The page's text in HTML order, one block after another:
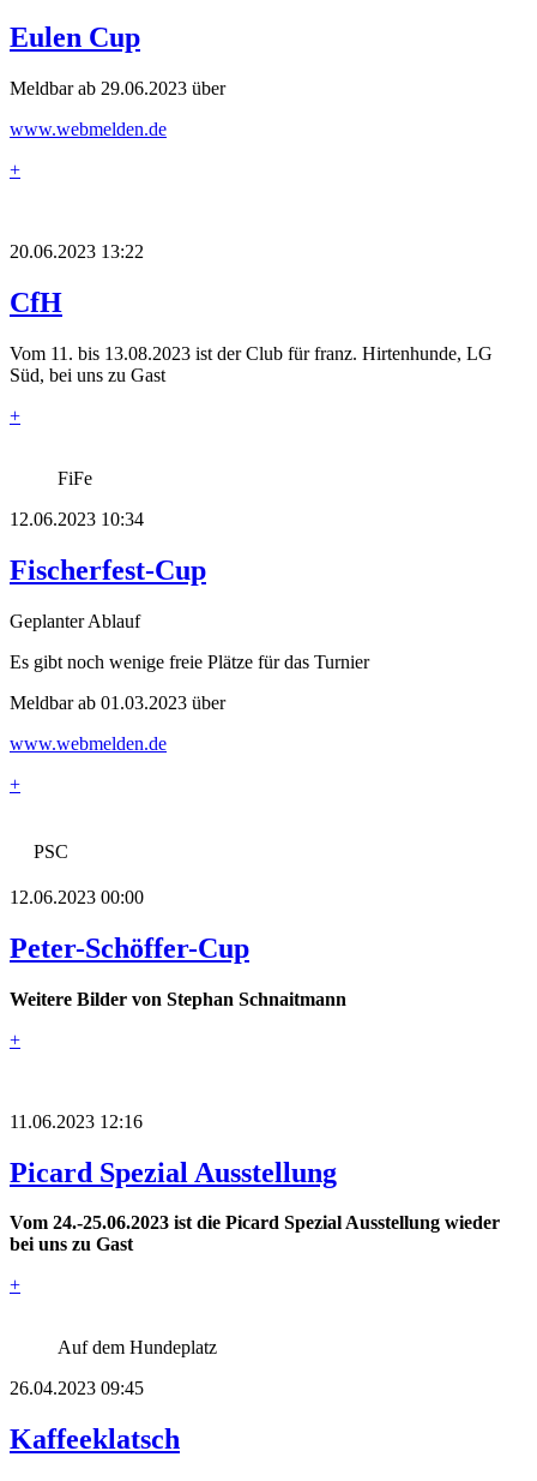
Eulen Cup
Meldbar ab 29.06.2023 über
www.webmelden.de
+
20.06.2023 13:22
CfH
Vom 11. bis 13.08.2023 ist der Club für franz. Hirtenhunde, LG
Süd, bei uns zu Gast
+
FiFe
12.06.2023 10:34
Fischerfest-Cup
Geplanter Ablauf
Es gibt noch wenige freie Plätze für das Turnier
Meldbar ab 01.03.2023 über
www.webmelden.de
+
PSC
12.06.2023 00:00
Peter-Schöffer-Cup
Weitere Bilder von Stephan Schnaitmann
+
11.06.2023 12:16
Picard Spezial Ausstellung
Vom 24.-25.06.2023 ist die Picard Spezial Ausstellung wieder
bei uns zu Gast
+
Auf dem Hundeplatz
26.04.2023 09:45
Kaffeeklatsch